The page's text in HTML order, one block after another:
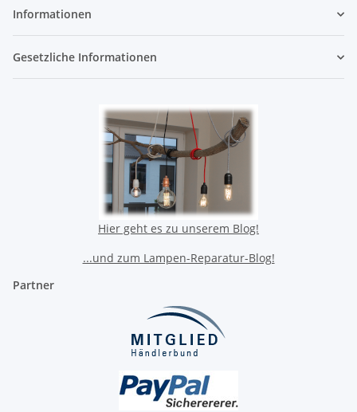
Informationen
Gesetzliche Informationen
Hier geht es zu unserem Blog!
...und zum Lampen-Reparatur-Blog!
Partner